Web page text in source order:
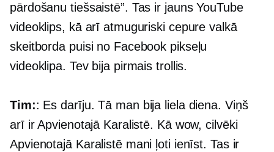
pārdošanu tiešsaistē”. Tas ir jauns YouTube
videoklips, kā arī atmuguriski cepure valkā
skeitborda puisi no Facebook pikseļu
videoklipa. Tev bija pirmais trollis.
Tim:: Es darīju. Tā man bija liela diena. Viņš
arī ir Apvienotajā Karalistē. Kā wow, cilvēki
Apvienotajā Karalistē mani ļoti ienīst. Tas ir